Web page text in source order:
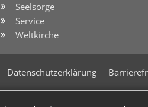
Seelsorge
Service
Weltkirche
Datenschutzerklärung